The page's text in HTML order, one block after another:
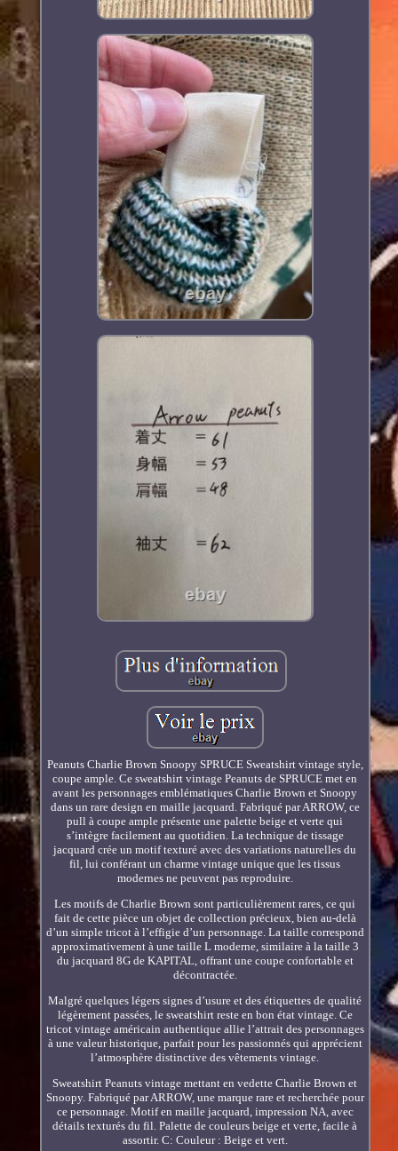
Peanuts Charlie Brown Snoopy SPRUCE Sweatshirt vintage style,
coupe ample. Ce sweatshirt vintage Peanuts de SPRUCE met en
avant les personnages emblématiques Charlie Brown et Snoopy
dans un rare design en maille jacquard. Fabriqué par ARROW, ce
pull à coupe ample présente une palette beige et verte qui
s’intègre facilement au quotidien. La technique de tissage
jacquard crée un motif texturé avec des variations naturelles du
fil, lui conférant un charme vintage unique que les tissus
modernes ne peuvent pas reproduire.
Les motifs de Charlie Brown sont particulièrement rares, ce qui
fait de cette pièce un objet de collection précieux, bien au-delà
d’un simple tricot à l’effigie d’un personnage. La taille correspond
approximativement à une taille L moderne, similaire à la taille 3
du jacquard 8G de KAPITAL, offrant une coupe confortable et
décontractée.
Malgré quelques légers signes d’usure et des étiquettes de qualité
légèrement passées, le sweatshirt reste en bon état vintage. Ce
tricot vintage américain authentique allie l’attrait des personnages
à une valeur historique, parfait pour les passionnés qui apprécient
l’atmosphère distinctive des vêtements vintage.
Sweatshirt Peanuts vintage mettant en vedette Charlie Brown et
Snoopy. Fabriqué par ARROW, une marque rare et recherchée pour
ce personnage. Motif en maille jacquard, impression NA, avec
détails texturés du fil. Palette de couleurs beige et verte, facile à
assortir. C: Couleur : Beige et vert.